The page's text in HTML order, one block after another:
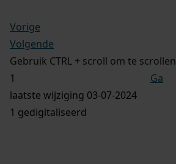
Vorige
Volgende
Gebruik CTRL + scroll om te scrollen
Ga
laatste wijziging 03-07-2024
1 gedigitaliseerd